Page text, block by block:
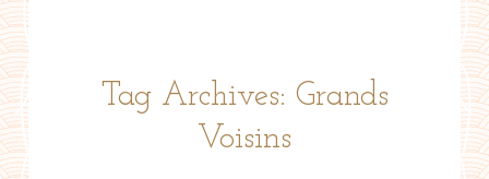
Tag Archives: Grands
Voisins